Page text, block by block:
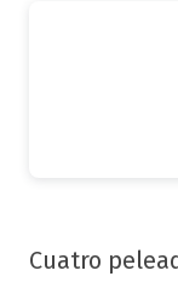
Cuatro